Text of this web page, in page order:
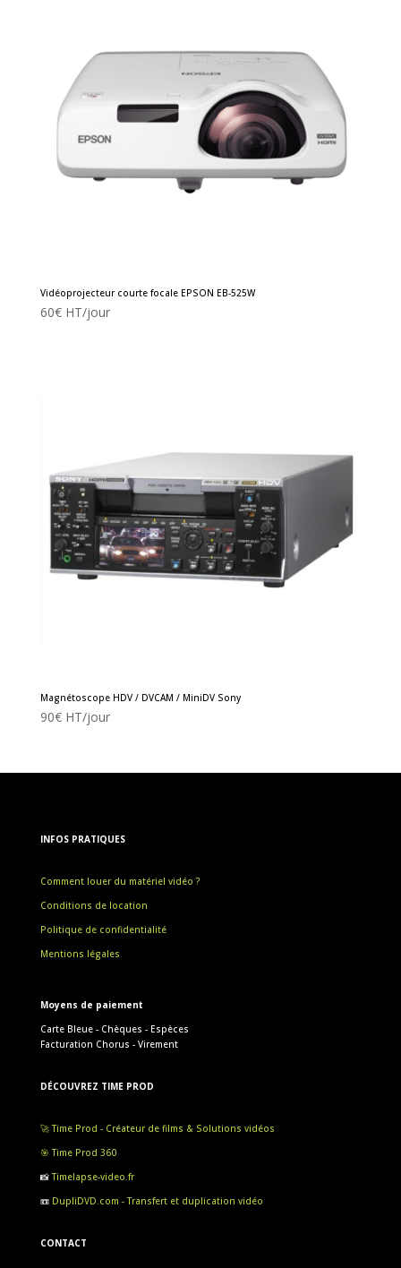
Vidéoprojecteur courte focale EPSON EB-525W
60€HT/jour
Magnétoscope HDV / DVCAM / MiniDV Sony
90€HT/jour
INFOS PRATIQUES
Comment louer du matériel vidéo ?
Conditions de location
Politique de confidentialité
Mentions légales
Moyens de paiement
Carte Bleue - Chèques - Espèces
Facturation Chorus - Virement
DÉCOUVREZ TIME PROD
🚀 Time Prod - Créateur de films & Solutions vidéos
🎯 Time Prod 360
📸Timelapse-video.fr
📼 DupliDVD.com - Transfert et duplication vidéo
CONTACT